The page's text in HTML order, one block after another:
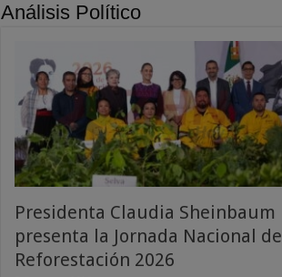
Análisis Político
Presidenta Claudia Sheinbaum
presenta la Jornada Nacional de
Reforestación 2026